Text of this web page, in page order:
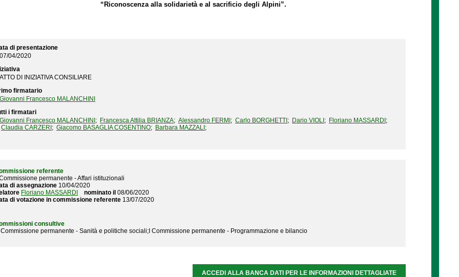
“Riconoscenza alla solidarietà e al sacrificio degli Alpini”.
di presentazione
07/04/2020
ATTO DI INIZIATIVA CONSILIARE
firmatario
Giovanni Francesco MALANCHINI
i firmatari
Giovanni Francesco MALANCHINI ; Francesca Attilia BRIANZA; Alessandro FERMI ; Carlo BORGHETTI ; Dario VIOLI ; Floriano MASSARDI ;
Claudia CARZERI ; Giacomo BASAGLIA COSENTINO; Barbara MAZZALI ;
referente
Commissione permanente - Affari istituzionali
di assegnazione 10/04/2020
Floriano MASSARDI nominato il 08/06/2020
di votazione in commissione referente 13/07/2020
consultive
Commissione permanente - Sanità e politiche sociali;I Commissione permanente - Programmazione e bilancio
ACCEDI ALLA BANCA DATI PER LE INFORMAZIONI DETTAGLIATE